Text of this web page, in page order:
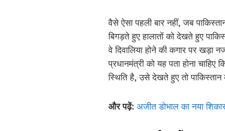
वैसे ऐसा पहली बार नहीं, जब
बिगड़ते हुए हालातों को देखते हुए
वे दिवालिया होने की कगार पर
प्रधानमंत्री को यह पता होना
स्थिति है, उसे देखते हुए तो
और पढ़ें: अजीत डोभाल का नया